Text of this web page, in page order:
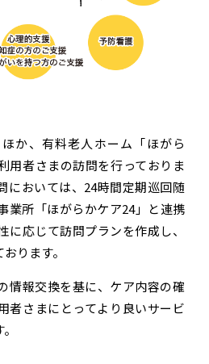
か、有料老人ホーム「ほがら
用者さまの訪問を行っておりま
においては、24時間定期巡回随
業所「ほがらかケア24」と連携
に応じて訪問プランを作成し、
ります。
情報交換を基に、ケア内容の確
者さまにとってより良いサービ